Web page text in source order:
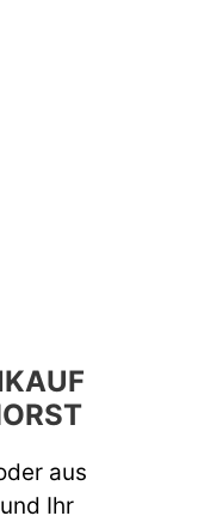
aus
Ihr